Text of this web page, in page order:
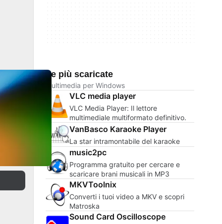
Le più scaricate
Multimedia per Windows
VLC media player
VLC Media Player: Il lettore
multimediale multiformato definitivo.
VanBasco Karaoke Player
La star intramontabile del karaoke
music2pc
Programma gratuito per cercare e
scaricare brani musicali in MP3
MKVToolnix
Converti i tuoi video a MKV e scopri
Matroska
Sound Card Oscilloscope